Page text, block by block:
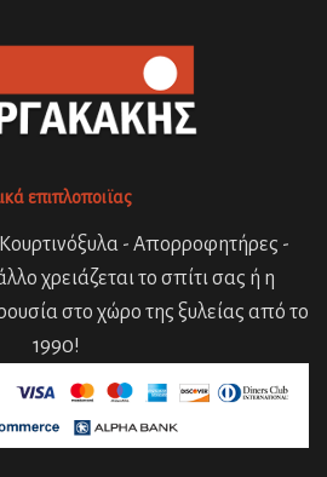
επιπλοποιϊας
- Απορροφητήρες -
χρειάζεται το σπίτι σας ή η
στο χώρο της ξυλείας από το
1990!